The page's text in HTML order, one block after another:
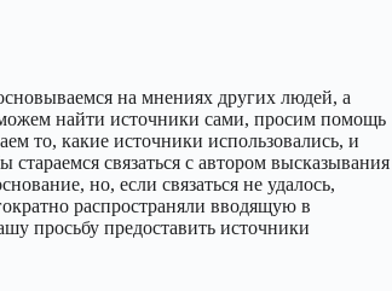
на мнениях других людей, а
найти источники сами, просим помощь
то, какие источники использовались, и
связаться с автором высказывания
но, если связаться не удалось,
распространяли вводящую в
просьбу предоставить источники